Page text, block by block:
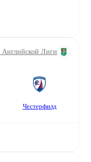
Английской Лиги
Честерфилд